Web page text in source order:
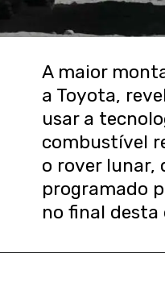
A maior
a Toyota,
usar a
combustível
o rover lunar,
programado
no final desta